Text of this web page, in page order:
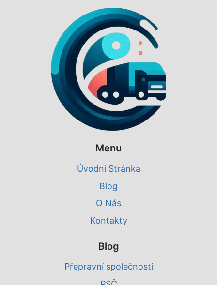
Menu
Úvodní Stránka
Blog
O Nás
Kontakty
Blog
Přepravní společnosti